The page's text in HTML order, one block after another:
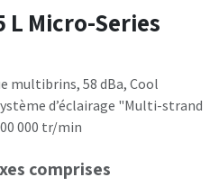
L Micro-Series
multibrins, 58 dBa, Cool
d’éclairage "Multi-strand
000 tr/min
comprises